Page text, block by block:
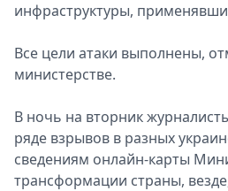
инфраструктуры,
Все цели атаки выполнены,
министерстве.
В ночь на вторник
ряде взрывов в разных
сведениям онлайн-карты
трансформации страны,